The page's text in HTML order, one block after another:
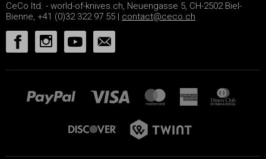
CeCo ltd. - world-of-knives.ch, Neuengasse 5, CH-2502 Biel-
Bienne, +41 (0)32 322 97 55 | contact@ceco.ch